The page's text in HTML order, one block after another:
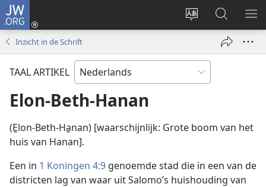
JW.ORG
Taal
wijzigen
Inloggen
(opent
Zoeken
op
JW.ORG
Inzicht in de Schrift
TAAL ARTIKEL
Elon-Beth-Hanan
(E̱lon-Beth-Ha̱nan) [waarschijnlijk: Grote boom van het
huis van Hanan].
Een in 1 Koningen 4:9 genoemde stad die in een van de
districten lag van waar uit Salomo’s huishouding van